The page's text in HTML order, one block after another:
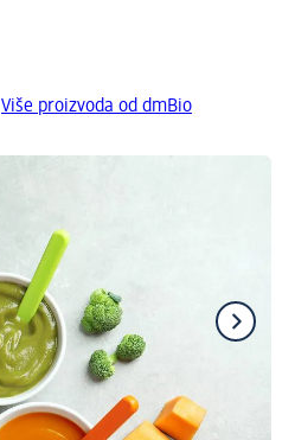
Više proizvoda od dmBio